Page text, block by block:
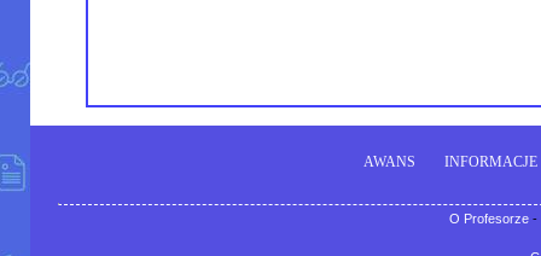
AWANS INFORMACJE
O Profesorze-